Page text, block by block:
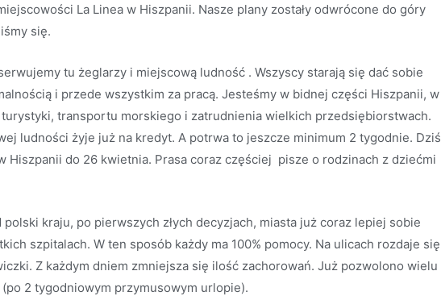
La Linea w Hiszpanii. Nasze plany zostały odwrócone do góry
się.
tu żeglarzy i miejscową ludność . Wszyscy starają się dać sobie
i przede wszystkim za pracą. Jesteśmy w bidnej części Hiszpanii, w
transportu morskiego i zatrudnienia wielkich przedsiębiorstwach.
ludności żyje już na kredyt. A potrwa to jeszcze minimum 2 tygodnie. Dziś
Hiszpanii do 26 kwietnia. Prasa coraz częściej pisze o rodzinach z dziećmi
kraju, po pierwszych złych decyzjach, miasta już coraz lepiej sobie
szpitalach. W ten sposób każdy ma 100% pomocy. Na ulicach rozdaje się
Z każdym dniem zmniejsza się ilość zachorowań. Już pozwolono wielu
2 tygodniowym przymusowym urlopie).